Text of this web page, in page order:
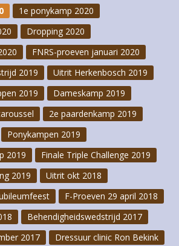
1e ponykamp 2020
Dropping 2020
FNRS-proeven januari 2020
2019
Uitrit Herkenbosch 2019
2019
Dameskamp 2019
2e paardenkamp 2019
Ponykampen 2019
2019
Finale Triple Challenge 2019
2019
Uitrit okt 2018
F-Proeven 29 april 2018
Behendigheidswedstrijd 2017
2017
Dressuur clinic Ron Bekink